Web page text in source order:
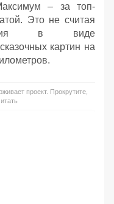
– за топ-
Это не считая
в виде
картин на
проект. Прокрутите,